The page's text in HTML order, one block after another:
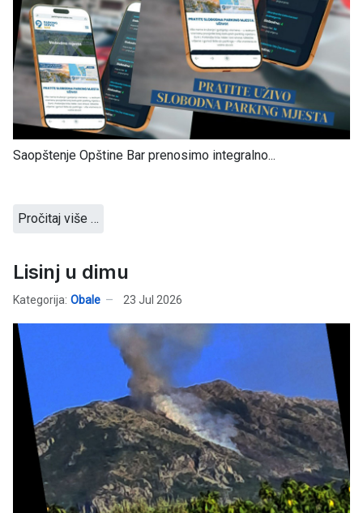
Saopštenje Opštine Bar prenosimo integralno...
Pročitaj više …
Lisinj u dimu
Kategorija: Obale 23 Jul 2026